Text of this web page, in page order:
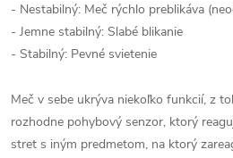
- Nestabilný: Meč rýchlo preblikáva
- Jemne stabilný: Slabé blikanie
- Stabilný: Pevné svietenie
Meč v sebe ukrýva niekoľko funkcií, z
rozhodne pohybový senzor, ktorý
stret s iným predmetom, na ktorý